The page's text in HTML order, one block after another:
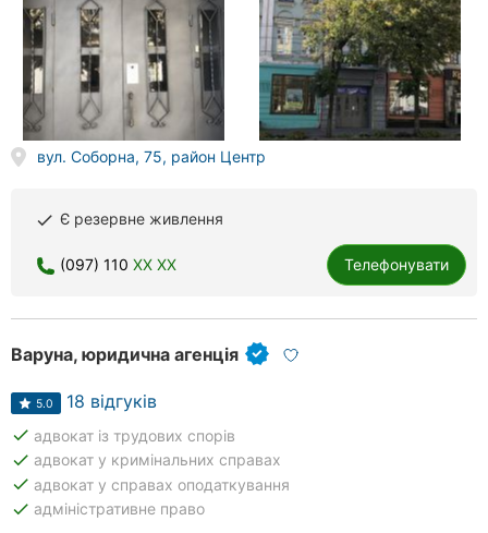
вул. Соборна, 75, район Центр
done Є резервне живлення
(097) 110 XX XX Телефонувати
Варуна, юридична агенція
5.0 18 відгуків
done адвокат із трудових спорів
done адвокат у кримінальних справах
done адвокат у справах оподаткування
done адміністративне право